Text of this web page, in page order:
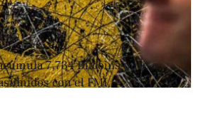
7,734 Bitcoins pese a
con el FMI